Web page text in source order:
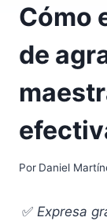
Cómo
de
Por Daniel
✅ Expresa